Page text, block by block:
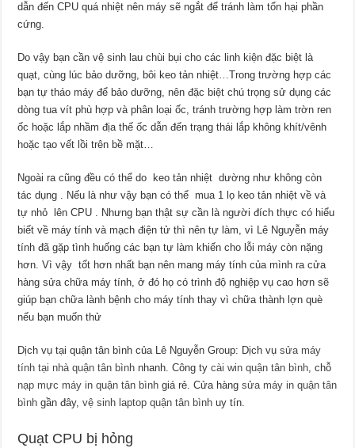
dẫn đến CPU quá nhiệt nên máy sẽ ngắt để tránh làm tổn hại phần
cứng.
Do vậy bạn cần vệ sinh lau chùi bụi cho các linh kiện đặc biệt là
quạt, cùng lúc bảo dưỡng, bôi keo tản nhiệt…Trong trường hợp các
bạn tự tháo máy để bảo dưỡng, nên đặc biệt chú trọng sử dụng các
dòng tua vít phù hợp và phân loại ốc, tránh trường hợp làm trờn ren
ốc hoặc lắp nhầm địa thế ốc dẫn đến trạng thái lắp không khít/vênh
hoặc tạo vết lồi trên bề mặt…
Ngoài ra cũng đều có thể do keo tản nhiệt dường như không còn
tác dụng . Nếu là như vậy bạn có thể mua 1 lọ keo tản nhiệt về và
tự nhỏ lên CPU . Nhưng bạn thật sự cần là người đích thực có hiểu
biết về máy tính và mạch điện tử thì nên tự làm, vì Lê Nguyễn máy
tính đã gặp tình huống các bạn tự làm khiến cho lỗi máy còn nặng
hơn. Vì vậy tốt hơn nhất bạn nên mang máy tính của mình ra cửa
hàng sửa chữa máy tính, ở đó họ có trình độ nghiệp vụ cao hơn sẽ
giúp bạn chữa lành bệnh cho máy tính thay vì chữa thành lợn què
nếu bạn muốn thử
Dịch vụ tại quận tân bình của Lê Nguyễn Group: Dịch vụsửa máy
tính tại nhà quận tân bình nhanh. Công tycài win quận tân bình, chỗ
nạp mực máy in quận tân bình giá rẻ. Cửa hàngsửa máy in quận tân
bình gần đây,vệ sinh laptop quận tân bình uy tín.
Quạt CPU bị hỏng